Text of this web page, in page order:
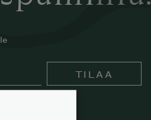
TILAA